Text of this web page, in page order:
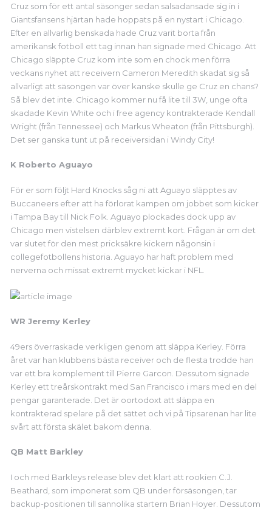
Cruz som för ett antal säsonger sedan salsadansade sig in i
Giantsfansens hjärtan hade hoppats på en nystart i Chicago.
Efter en allvarlig benskada hade Cruz varit borta från
amerikansk fotboll ett tag innan han signade med Chicago. Att
Chicago släppte Cruz kom inte som en chock men förra
veckans nyhet att receivern Cameron Meredith skadat sig så
allvarligt att säsongen var över kanske skulle ge Cruz en chans?
Så blev det inte. Chicago kommer nu få lite till 3W, unge ofta
skadade Kevin White och i free agency kontrakterade Kendall
Wright (från Tennessee) och Markus Wheaton (från Pittsburgh).
Det ser ganska tunt ut på receiversidan i Windy City!
K Roberto Aguayo
För er som följt Hard Knocks såg ni att Aguayo släpptes av
Buccaneers efter att ha förlorat kampen om jobbet som kicker
i Tampa Bay till Nick Folk. Aguayo plockades dock upp av
Chicago men vistelsen därblev extremt kort. Frågan är om det
var slutet för den mest pricksäkre kickern någonsin i
collegefotbollens historia. Aguayo har haft problem med
nerverna och missat extremt mycket kickar i NFL.
WR Jeremy Kerley
49ers överraskade verkligen genom att släppa Kerley. Förra
året var han klubbens bästa receiver och de flesta trodde han
var ett bra komplement till Pierre Garcon. Dessutom signade
Kerley ett treårskontrakt med San Francisco i mars med en del
pengar garanterade. Det är oortodoxt att släppa en
kontrakterad spelare på det sättet och vi på Tipsarenan har lite
svårt att första skälet bakom denna.
QB Matt Barkley
I och med Barkleys release blev det klart att rookien C.J.
Beathard, som imponerat som QB under försäsongen, tar
backup-positionen till sannolika startern Brian Hoyer. Dessutom